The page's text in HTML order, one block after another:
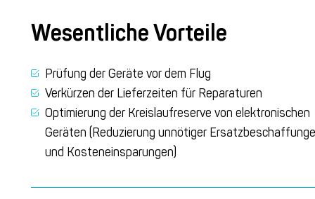
Wesentliche Vorteile
Prüfung der Geräte vor dem Flug
Verkürzen der Lieferzeiten für Reparaturen
Optimierung der Kreislaufreserve von elektronischen
Geräten (Reduzierung unnötiger
und Kosteneinsparungen)